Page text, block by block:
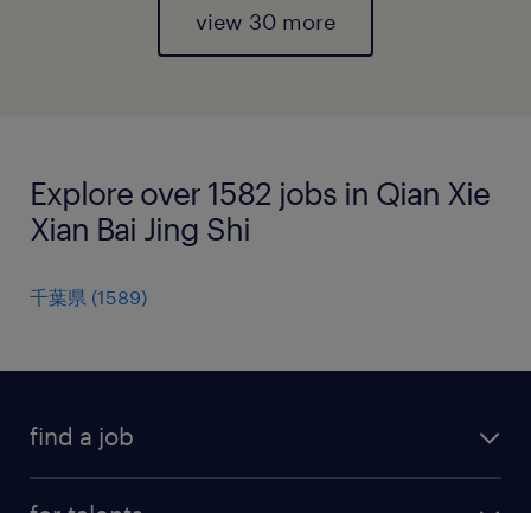
view 30 more
Explore over 1582 jobs in Qian Xie
Xian Bai Jing Shi
千葉県 (1589)
find a job